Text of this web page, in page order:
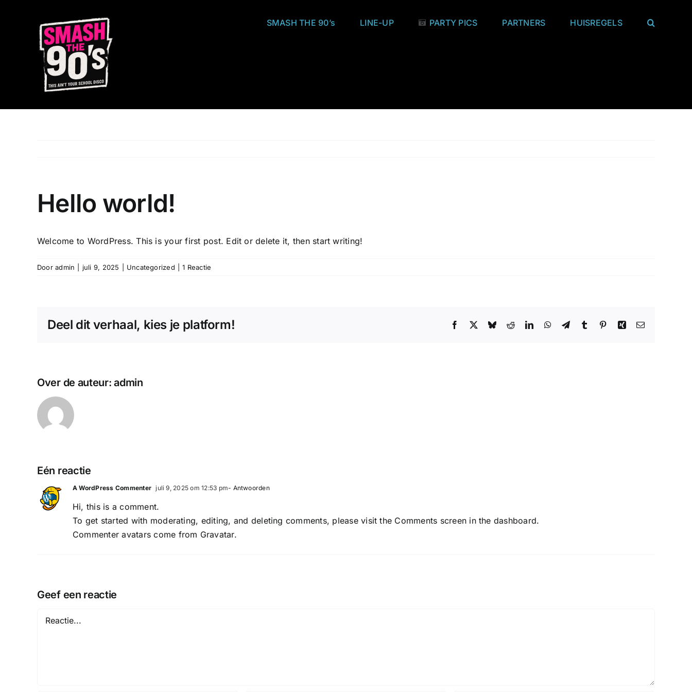
SMASH THE 90’s LINE-UP PARTY PICS PARTNERS HUISREGELS
Hello world!
Welcome to WordPress. This is your first post. Edit or delete it, then start writing!
Dooradmin juli 9, 2025 Uncategorized 1 Reactie
Deel dit verhaal, kies je platform! Facebook
X BlueskyRedditLinkedInWhatsApp
TelegramTumblr PinterestXing E-
Over de auteur:admin
Eén reactie
A WordPress Commenter juli 9, 2025 om 12:53 pm- Antwoorden
Hi, this is a comment.
To get started with moderating, editing, and deleting comments, please visit the Comments screen in the dashboard.
Commenter avatars come from Gravatar.
Geef een reactie
Reactie